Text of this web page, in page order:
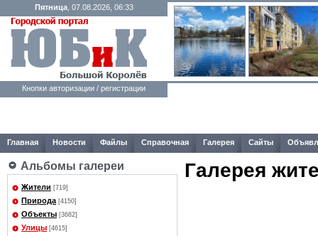
Пятница, 07.08.2026, 06:33
Кнопки авторизации / регистрации
Главная Новости Файлы Справочная Галерея Сайты
Альбомы галереи
Жители [719]
Природа [4150]
Объекты [3682]
Улицы [4615]
Галерея